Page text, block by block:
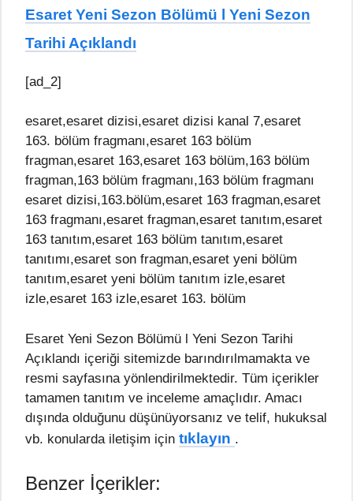
Esaret Yeni Sezon Bölümü l Yeni Sezon
Tarihi Açıklandı
[ad_2]
esaret,esaret dizisi,esaret dizisi kanal 7,esaret
163. bölüm fragmanı,esaret 163 bölüm
fragman,esaret 163,esaret 163 bölüm,163 bölüm
fragman,163 bölüm fragmanı,163 bölüm fragmanı
esaret dizisi,163.bölüm,esaret 163 fragman,esaret
163 fragmanı,esaret fragman,esaret tanıtım,esaret
163 tanıtım,esaret 163 bölüm tanıtım,esaret
tanıtımı,esaret son fragman,esaret yeni bölüm
tanıtım,esaret yeni bölüm tanıtım izle,esaret
izle,esaret 163 izle,esaret 163. bölüm
Esaret Yeni Sezon Bölümü l Yeni Sezon Tarihi
Açıklandı içeriği sitemizde barındırılmamakta ve
resmi sayfasına yönlendirilmektedir. Tüm içerikler
tamamen tanıtım ve inceleme amaçlıdır. Amacı
dışında olduğunu düşünüyorsanız ve telif, hukuksal
vb. konularda iletişim için tıklayın .
Benzer İçerikler: